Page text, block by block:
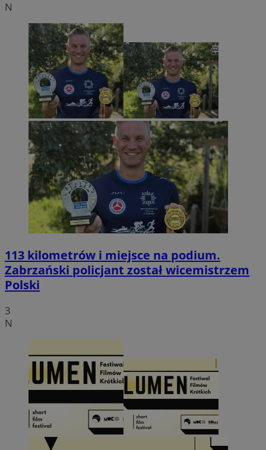
N
113 kilometrów i miejsce na podium.
Zabrzański policjant został wicemistrzem
Polski
3
N